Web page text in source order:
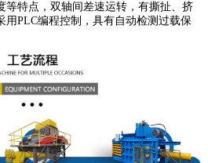
等特点，双轴间差速运转，有撕扯、挤
用PLC编程控制，具有自动检测过载保